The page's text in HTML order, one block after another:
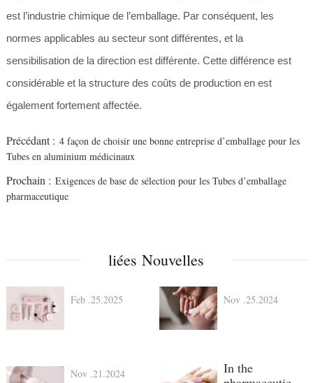
est l’industrie chimique de l’emballage. Par conséquent, les
normes applicables au secteur sont différentes, et la
sensibilisation de la direction est différente. Cette différence est
considérable et la structure des coûts de production en est
également fortement affectée.
Précédant : 4 façon de choisir une bonne entreprise d’emballage pour les
Tubes en aluminium médicinaux
Prochain : Exigences de base de sélection pour les Tubes d’emballage
pharmaceutique
liées Nouvelles
Feb .25.2025 Nov .25.2024
Nov .21.2024
In the